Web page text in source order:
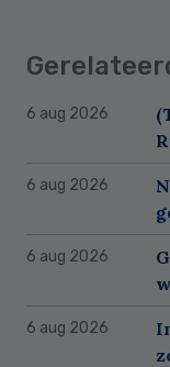
6 aug 2026
6 aug 2026
6 aug 2026
6 aug 2026